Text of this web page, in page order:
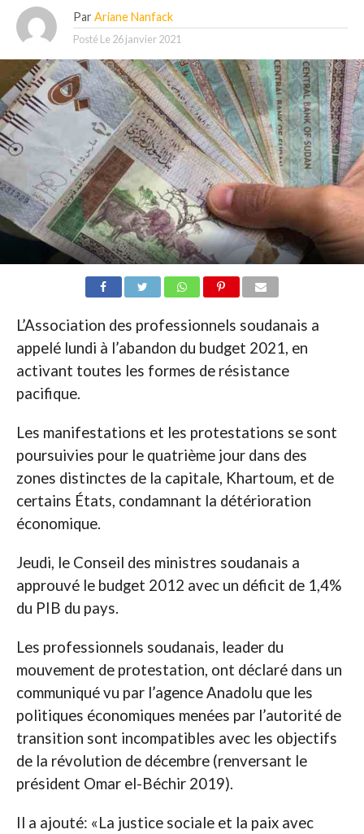
Par Ariane Nanfack
Posté Le 26 janvier 2021
L’Association des professionnels soudanais a
appelé lundi à l’abandon du budget 2021, en
activant toutes les formes de résistance
pacifique.
Les manifestations et les protestations se sont
poursuivies pour le quatrième jour dans des
zones distinctes de la capitale, Khartoum, et de
certains États, condamnant la détérioration
économique.
Jeudi, le Conseil des ministres soudanais a
approuvé le budget 2012 avec un déficit de 1,4%
du PIB du pays.
Les professionnels soudanais, leader du
mouvement de protestation, ont déclaré dans un
communiqué vu par l’agence Anadolu que les
politiques économiques menées par l’autorité de
transition sont incompatibles avec les objectifs
de la révolution de décembre (renversant le
président Omar el-Béchir 2019).
Il a ajouté: «La justice sociale et la paix avec